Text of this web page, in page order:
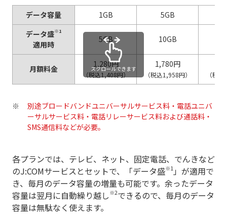
データ容量 1GB 5GB
データ盛※1
適用時
5GB 10GB
月額料金 1,280円
（税込1,408円）
1,780円
（税込1,958円） （税
スクロールできます
別途ブロードバンドユニバーサルサービス料・電話ユニバ
ーサルサービス料・電話リレーサービス料および通話料・
SMS通信料などが必要。
各プランでは、テレビ、ネット、固定電話、でんきなど
のJ:COMサービスとセットで、「データ盛※1 」が適用で
き、毎月のデータ容量の増量も可能です。余ったデータ
容量は翌月に自動繰り越し ※2できるので、毎月のデータ
容量は無駄なく使えます。